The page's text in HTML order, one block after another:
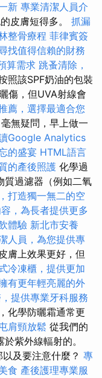
新 專業清潔人員介
皮膚短得多。 抓漏
整骨療程 菲律賓簽
找值得信賴的財務
算需求 跳蚤清除，
照該SPF奶油的包裝
傷，但UVA射線會
薦，選擇最適合您
毫無疑問，早上做一
Google Analytics
的盛宴 HTML語言
的產後照護 化學過
質過濾器（例如二氧
打造獨一無二的空
，為長者提供更多
體驗 新北市安養
人員，為您提供專
膚上效果更好，但
冷凍櫃，提供更加
有更年輕亮麗的外
提供專業牙科服務
化學防曬霜通常更
肩頸放鬆 從我們的
紫外線輻射的。
及要注意什麼？ 專
食 產後護理專業服